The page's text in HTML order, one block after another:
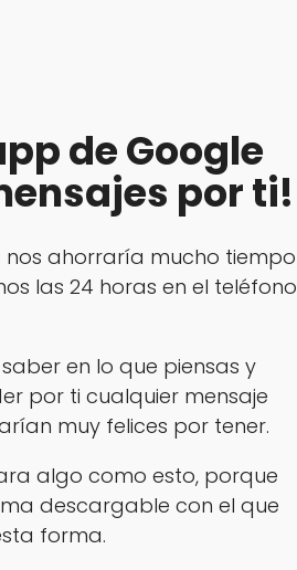
de Google
por ti!
ahorraría mucho tiempo
las 24 horas en el teléfono
en lo que piensas y
por ti cualquier mensaje
muy felices por tener.
algo como esto, porque
descargable con el que
forma.